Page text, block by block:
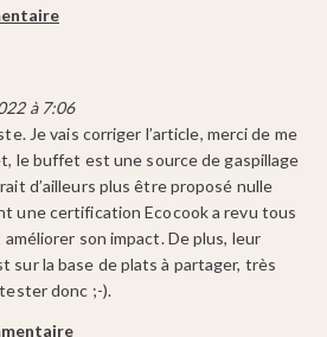
à 7:06
Je vais corriger l’article, merci de me
le buffet est une source de gaspillage
d’ailleurs plus être proposé nulle
une certification Ecocook a revu tous
son impact. De plus, leur
sur la base de plats à partager, très
donc ;-).